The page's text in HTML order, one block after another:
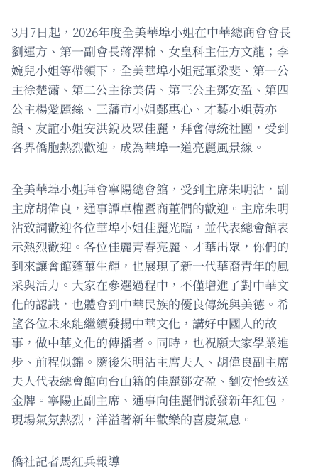
3月7日起，2026年度全美華埠小姐在中華總商會會長
劉運方、第一副會長蔣澤棉、女皇科主任方文龍；李
婉兒小姐等帶領下，全美華埠小姐冠軍梁斐、第一公
主徐楚瀟、第二公主徐美倩、第三公主鄧安盈、第四
公主楊愛麗絲、三藩市小姐鄭惠心、才藝小姐黃亦
韻、友誼小姐安洪銳及眾佳麗，拜會傳統社團，受到
各界僑胞熱烈歡迎，成為華埠一道亮麗風景線。
全美華埠小姐拜會寧陽總會館，受到主席朱明沾，副
主席胡偉良，通事譚卓權暨商董們的歡迎。主席朱明
沾致詞歡迎各位華埠小姐佳麗光臨，並代表總會館表
示熱烈歡迎。各位佳麗青春亮麗、才華出眾，你們的
到來讓會館蓬蓽生輝，也展現了新一代華裔青年的風
采與活力。大家在參選過程中，不僅增進了對中華文
化的認識，也體會到中華民族的優良傳統與美德。希
望各位未來能繼續發揚中華文化，講好中國人的故
事，做中華文化的傳播者。同時，也祝願大家學業進
步、前程似錦。隨後朱明沾主席夫人、胡偉良副主席
夫人代表總會館向台山籍的佳麗鄧安盈、劉安怡致送
金牌。寧陽正副主席、通事向佳麗們派發新年紅包，
現場氣氛熱烈，洋溢著新年歡樂的喜慶氣息。
僑社記者馬紅兵報導